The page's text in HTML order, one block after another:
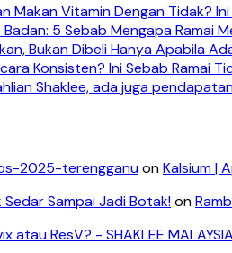
Makan Vitamin Dengan Tidak?
5 Sebab Mengapa Ramai
Bukan Dibeli Hanya Apabila
Konsisten? Ini Sebab Ramai
Shaklee, ada juga
2025-terengganuonKalsium |
Sedar Sampai Jadi Botak!on
ResV? - SHAKLEE MALAYSIA